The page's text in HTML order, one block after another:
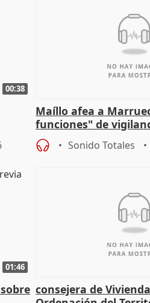
00:38
Maíllo afea a
funciones" de
con Ceuta
Sonido Totales
01:46
consejera de